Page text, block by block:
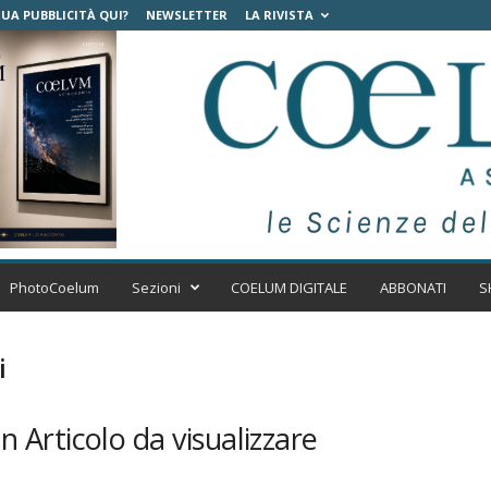
PUBBLICITÀ QUI? NEWSLETTER LA RIVISTA
C
t
PhotoCoelum Sezioni COELUM DIGITALE ABBONATI
Articolo da visualizzare